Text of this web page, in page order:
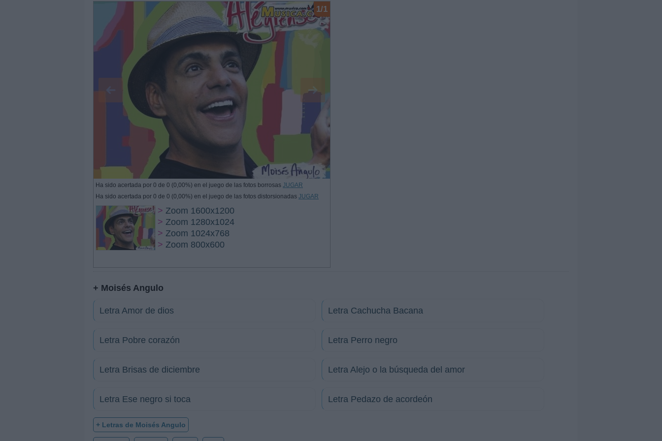
1/1
Ha sido acertada por 0 de 0 (0,00%) en el juego de las fotos borrosas JUGAR
Ha sido acertada por 0 de 0 (0,00%) en el juego de las fotos distorsionadas JUGAR
> Zoom 1600x1200
> Zoom 1280x1024
> Zoom 1024x768
> Zoom 800x600
+ Moisés Angulo
Letra Amor de dios Letra Cachucha Bacana
Letra Pobre corazón Letra Perro negro
Letra Brisas de diciembre Letra Alejo o la búsqueda del amor
Letra Ese negro si toca Letra Pedazo de acordeón
+ Letras de Moisés Angulo